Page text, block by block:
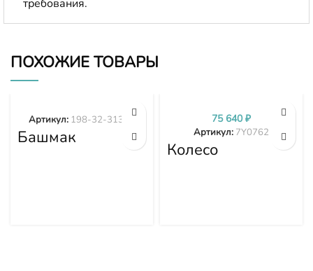
требования.
ПОХОЖИЕ ТОВАРЫ
Башмак
гусеницы 198-
Артикул: 198-32-31373
Колесо
направляющее
Артикул: 7Y0762
75 640₽